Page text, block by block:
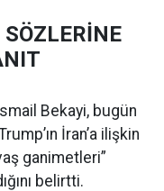
Bekayi, bugün
İran’a ilişkin
ganimetleri”
belirtti.